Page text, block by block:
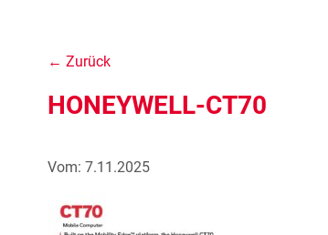
← Zurück
HONEYWELL-CT70
Vom: 7.11.2025